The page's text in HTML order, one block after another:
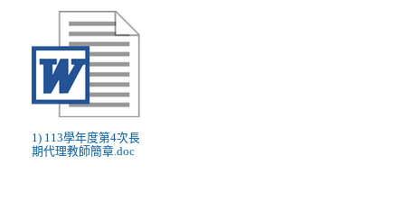
1) 113學年度第4次長
期代理教師簡章.doc